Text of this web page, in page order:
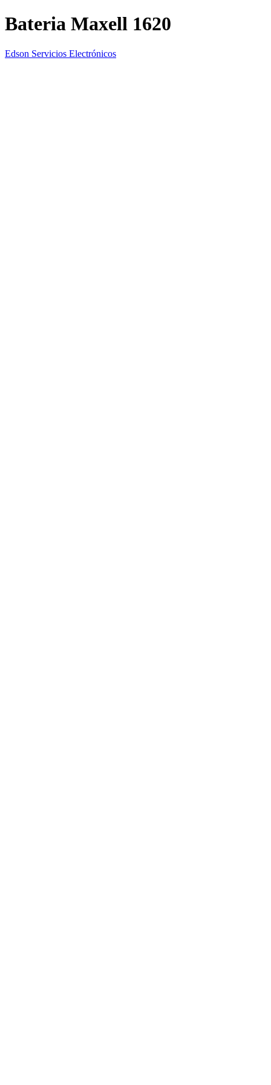
Bateria Maxell 1620
Edson Servicios Electrónicos